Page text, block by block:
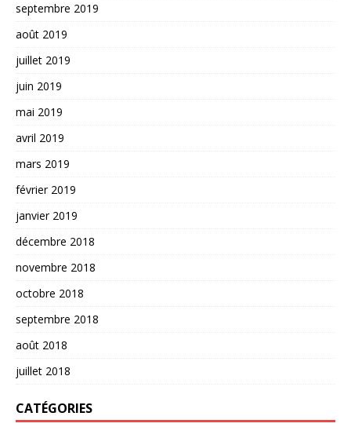
septembre 2019
août 2019
juillet 2019
juin 2019
mai 2019
avril 2019
mars 2019
février 2019
janvier 2019
décembre 2018
novembre 2018
octobre 2018
septembre 2018
août 2018
juillet 2018
CATÉGORIES